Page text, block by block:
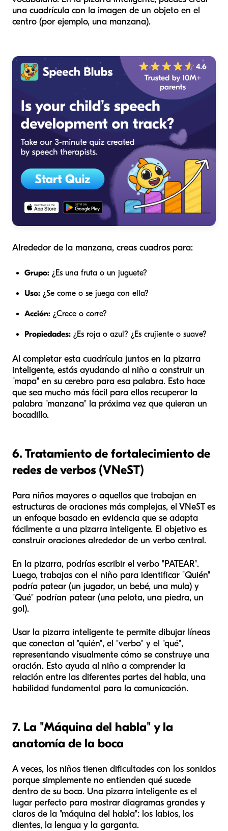
una cuadrícula con la imagen de un objeto en el
centro (por ejemplo, una manzana).
Alrededor de la manzana, creas cuadros para:
Grupo: ¿Es una fruta o un juguete?
Uso: ¿Se come o se juega con ella?
Acción: ¿Crece o corre?
Propiedades: ¿Es roja o azul? ¿Es crujiente o suave?
Al completar esta cuadrícula juntos en la pizarra
inteligente, estás ayudando al niño a construir un
"mapa" en su cerebro para esa palabra. Esto hace
que sea mucho más fácil para ellos recuperar la
palabra "manzana" la próxima vez que quieran un
bocadillo.
6. Tratamiento de fortalecimiento de
redes de verbos (VNeST)
Para niños mayores o aquellos que trabajan en
estructuras de oraciones más complejas, el VNeST es
un enfoque basado en evidencia que se adapta
fácilmente a una pizarra inteligente. El objetivo es
construir oraciones alrededor de un verbo central.
En la pizarra, podrías escribir el verbo "PATEAR".
Luego, trabajas con el niño para identificar "Quién"
podría patear (un jugador, un bebé, una mula) y
"Qué" podrían patear (una pelota, una piedra, un
gol).
Usar la pizarra inteligente te permite dibujar líneas
que conectan al "quién", el "verbo" y el "qué",
representando visualmente cómo se construye una
oración. Esto ayuda al niño a comprender la
relación entre las diferentes partes del habla, una
habilidad fundamental para la comunicación.
7. La "Máquina del habla" y la
anatomía de la boca
A veces, los niños tienen dificultades con los sonidos
porque simplemente no entienden qué sucede
dentro de su boca. Una pizarra inteligente es el
lugar perfecto para mostrar diagramas grandes y
claros de la "máquina del habla": los labios, los
dientes, la lengua y la garganta.